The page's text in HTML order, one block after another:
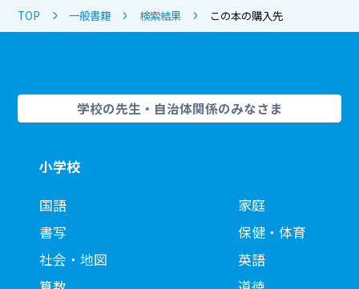
TOP 一般書籍 検索結果 この本の購入先
学校の先生・自治体関係のみなさま
小学校
国語
書写
社会・地図
家庭
保健・体育
英語